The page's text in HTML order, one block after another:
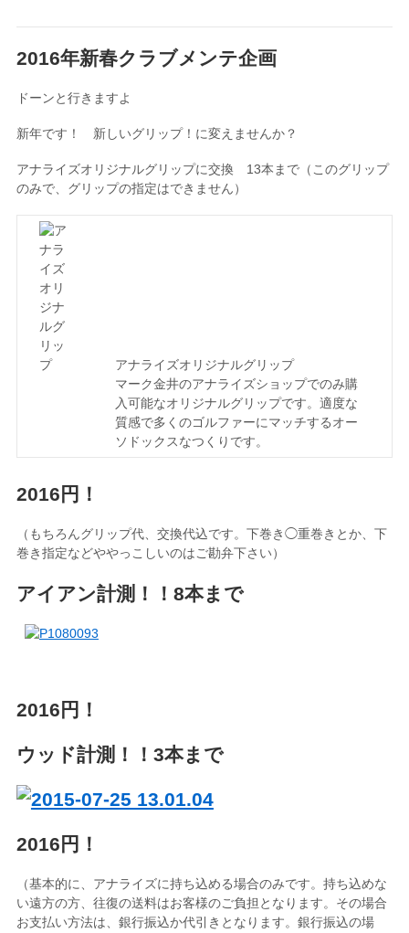
2016年新春クラブメンテ企画
ドーンと行きますよ
新年です！ 新しいグリップ！に変えませんか？
アナライズオリジナルグリップに交換 13本まで（このグリップ
のみで、グリップの指定はできません）
アナライズオリジナルグリップ
マーク金井のアナライズショップでのみ購
入可能なオリジナルグリップです。適度な
質感で多くのゴルファーにマッチするオー
ソドックスなつくりです。
2016円！
（もちろんグリップ代、交換代込です。下巻き◯重巻きとか、下
巻き指定などややっこしいのはご勘弁下さい）
アイアン計測！！8本まで
2016円！
ウッド計測！！3本まで
2016円！
（基本的に、アナライズに持ち込める場合のみです。持ち込めな
い遠方の方、往復の送料はお客様のご負担となります。その場合
お支払い方法は、銀行振込か代引きとなります。銀行振込の場